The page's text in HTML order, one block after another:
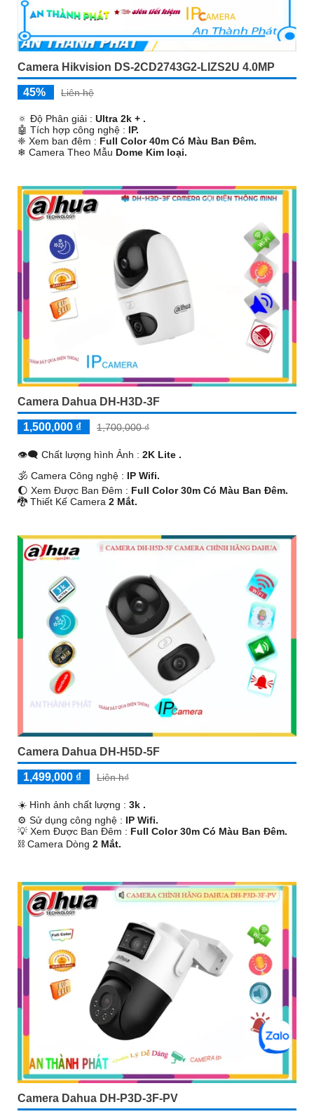
Camera Hikvision DS-2CD2743G2-LIZS2U 4.0MP
45% Liên hệ
🔅 Độ Phân giải : Ultra 2k + .
🤖️ Tích hợp công nghệ : IP.
❈ Xem ban đêm : Full Color 40m Có Màu Ban Ðêm.
❄ Camera Theo Mẫu Dome Kim loại.
Camera Dahua DH-H3D-3F
1,500,000 ₫ 1,700,000 ₫
👁️‍🗨 Chất lượng hình Ảnh : 2K Lite .
🕉️ Camera Công nghệ : IP Wifi.
🌔 Xem Được Ban Đêm : Full Color 30m Có Màu Ban Ðêm.
🐉️ Thiết Kế Camera 2 Mắt.
Camera Dahua DH-H5D-5F
1,499,000 ₫ Liên h₫
☀️ Hình ảnh chất lượng : 3k .
⚙ Sử dụng công nghệ : IP Wifi.
💡 Xem Được Ban Đêm : Full Color 30m Có Màu Ban Ðêm.
⛓ Camera Dòng 2 Mắt.
Camera Dahua DH-P3D-3F-PV